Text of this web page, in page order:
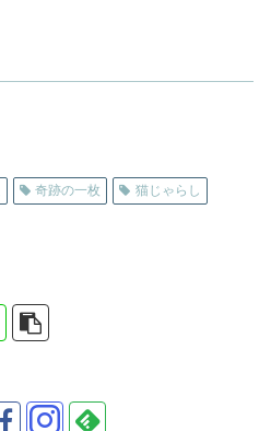
奇跡の一枚
猫じゃらし